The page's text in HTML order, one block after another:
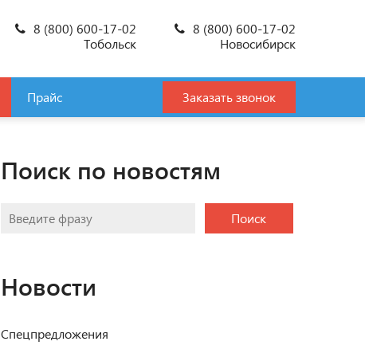
8 (800) 600-17-02
Тобольск
8 (800) 600-17-02
Новосибирск
Прайс Заказать звонок
Поиск по новостям
Поиск
Новости
Спецпредложения